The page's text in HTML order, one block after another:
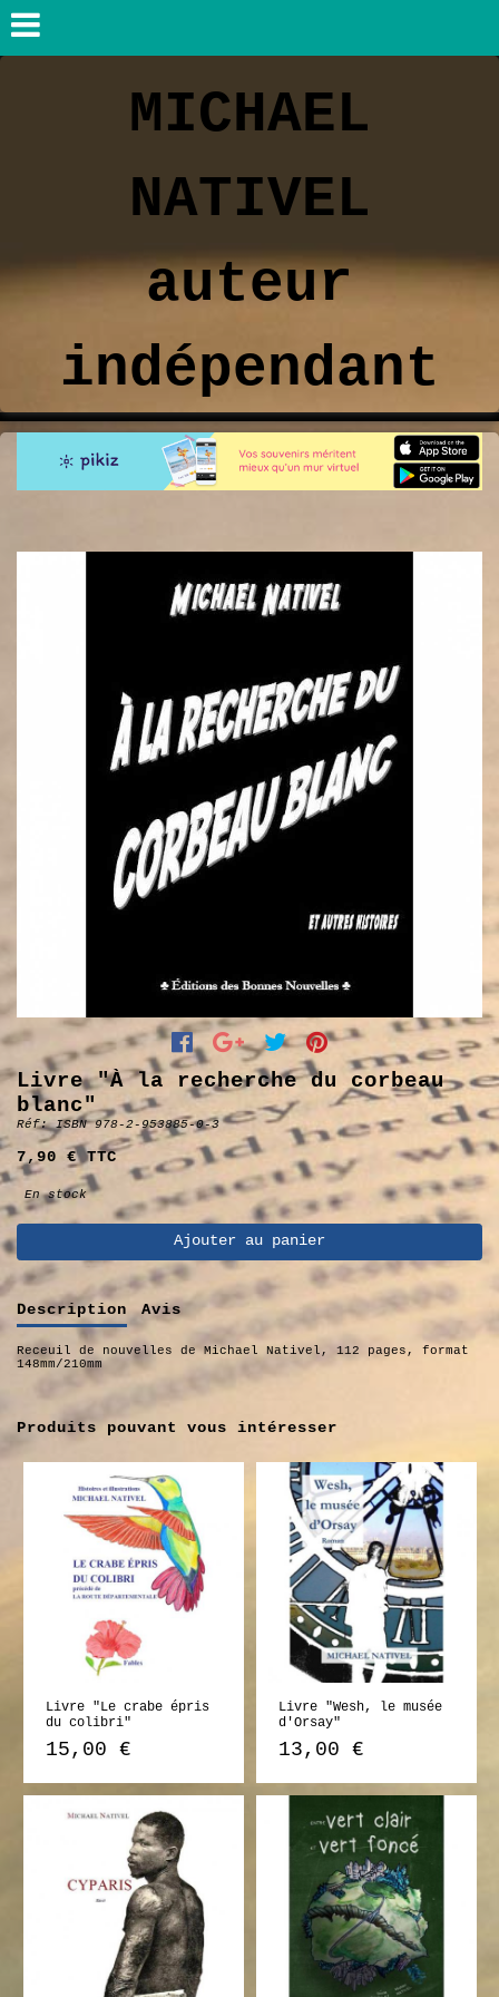
MICHAEL
NATIVEL
auteur
indépendant
Livre "À la recherche du corbeau
blanc"
Réf: ISBN 978-2-953885-0-3
7,90 € TTC
En stock
Ajouter au panier
Description Avis
Receuil de nouvelles de Michael Nativel, 112 pages, format
148mm/210mm
Produits pouvant vous intéresser
Livre "Le crabe épris
du colibri"
15,00 €
Livre "Wesh, le musée
d'Orsay"
13,00 €